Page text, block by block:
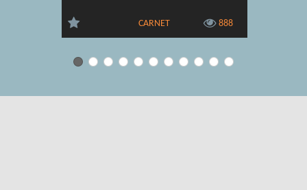
CARNET 888